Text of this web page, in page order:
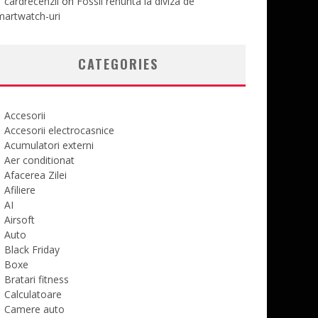
uri
CATEGORIES
Accesorii
Accesorii electrocasnice
Acumulatori externi
Aer conditionat
Afacerea Zilei
Afiliere
AI
Airsoft
Auto
Black Friday
Boxe
Bratari fitness
Calculatoare
Camere auto